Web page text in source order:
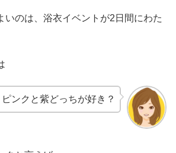
いのは、浴衣イベントが2日間にわた
ピンクと紫どっちが好き？